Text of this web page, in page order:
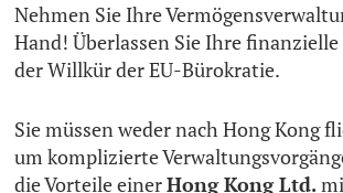
Nehmen Sie Ihre
Hand! Überlassen Sie Ihre
der Willkür der EU-Bürokratie.
Sie müssen weder nach Hong Kong
um komplizierte
die Vorteile einerHong Kong Ltd.